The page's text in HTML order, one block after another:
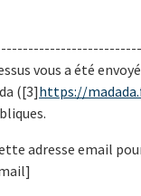
vous a été
([3]https://
adresse email